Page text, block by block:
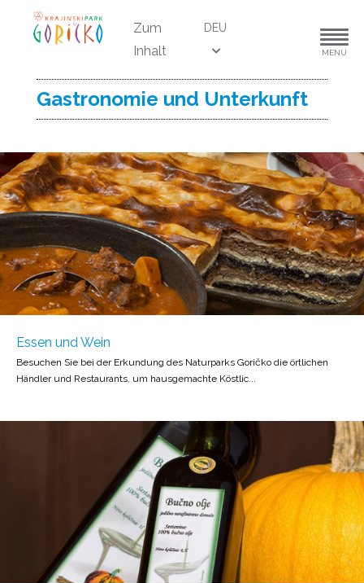
Zum
Inhalt
DEU
MENU
Gastronomie und Unterkunft
Essen und Wein
Besuchen Sie bei der Erkundung des Naturparks Goričko die örtlichen
Händler und Restaurants, um hausgemachte Köstlic...